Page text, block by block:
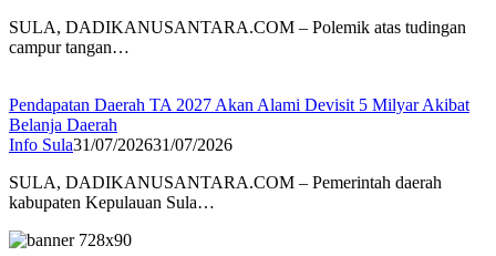
SULA, DADIKANUSANTARA.COM – Polemik atas tudingan
campur tangan…
Pendapatan Daerah TA 2027 Akan Alami Devisit 5 Milyar Akibat
Belanja Daerah
Info Sula31/07/202631/07/2026
SULA, DADIKANUSANTARA.COM – Pemerintah daerah
kabupaten Kepulauan Sula…